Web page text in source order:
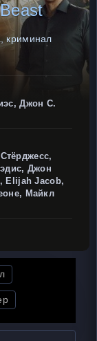
криминал
Джон С.
Джон
Elijah Jacob,
Майкл